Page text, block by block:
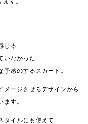
じる
いなかった
予感のするスカート。
メージさせるデザインから
ます。
タイルにも使えて